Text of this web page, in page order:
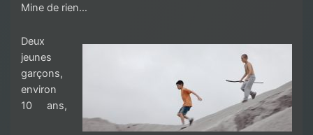
Mine de rien…
Deux
jeunes
garçons,
environ
10 ans,